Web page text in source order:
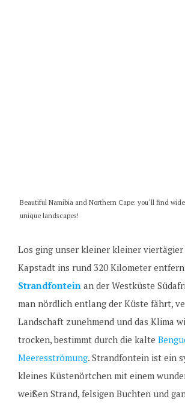
Beautiful Namibia and Northern Cape: you´ll find
unique landscapes!
Los ging unser kleiner kleiner
Kapstadt ins rund 320 Kilometer
Strandfontein an der Westküste
man nördlich entlang der Küste fährt,
Landschaft zunehmend und das Klima
trocken, bestimmt durch die kalte
Meeresströmung. Strandfontein ist ein
kleines Küstenörtchen mit einem
weißen Strand, felsigen Buchten und